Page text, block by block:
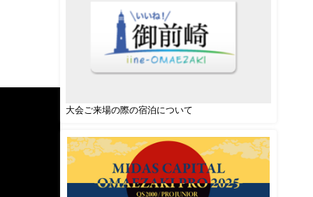
大会ご来場の際の宿泊について